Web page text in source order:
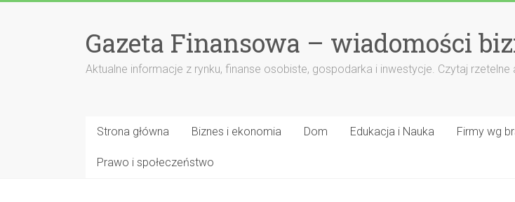
Gazeta Finansowa – wiadomości
Aktualne informacje z rynku, finanse osobiste, gospodarka i inwestycje. Czytaj
Strona główna Biznes i ekonomia Dom Edukacja i Nauka Firmy wg
Prawo i społeczeństwo